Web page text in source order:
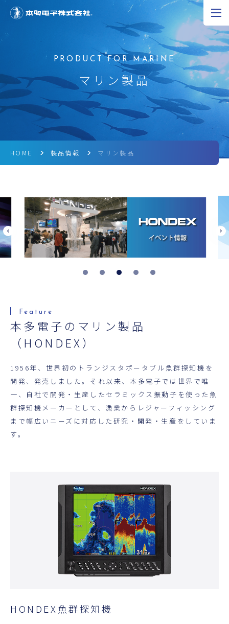
EN
製品情報
研究開発
企業情報
ニュース
超音波科学館
マリン製品
HOME 製品情報 マリン製品
本多電子のマリン製品
（HONDEX）
1956年、世界初のトランジスタポータブル魚群探知機を
開発、発売しました。それ以来、本多電子では世界で唯
一、自社で開発・生産したセラミックス振動子を使った魚
群探知機メーカーとして、漁業からレジャーフィッシング
まで幅広いニーズに対応した研究・開発・生産をしていま
す。
HONDEX魚群探知機